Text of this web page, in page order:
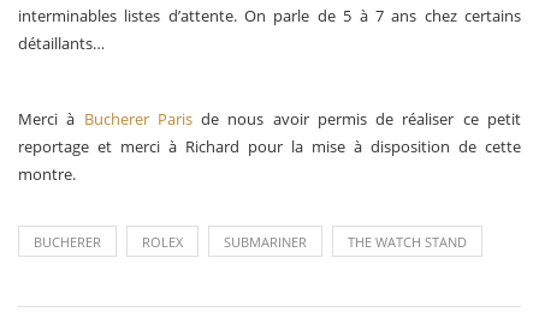
interminables listes d’attente. On parle de 5 à 7 ans chez certains
détaillants…
Merci à Bucherer Parisde nous avoir permis de réaliser ce petit
reportage et merci à Richard pour la mise à disposition de cette
montre.
BUCHERER ROLEX SUBMARINER THE WATCH STAND